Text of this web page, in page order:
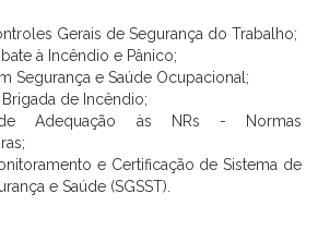
Gerais de Segurança do Trabalho;
à Incêndio e Pânico;
Segurança e Saúde Ocupacional;
de Incêndio;
de Adequação às NRs - Normas
e Certificação de Sistema de
e Saúde (SGSST).